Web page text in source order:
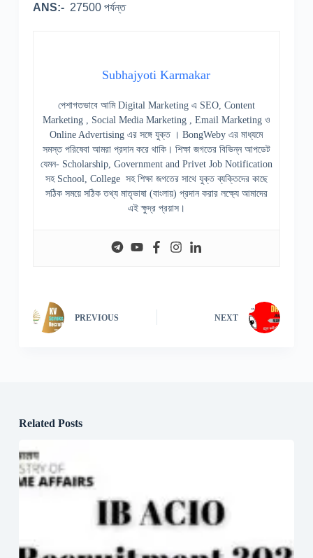
ANS:-27500 পর্যন্ত
Subhajyoti Karmakar
পেশাগতভাবে আমি Digital Marketing এ SEO, Content
Marketing , Social Media Marketing , Email Marketing ও
Online Advertising এর সঙ্গে যুক্ত । BongWeby এর মাধ্যমে
সমস্ত পরিষেবা আমরা প্রদান করে থাকি। শিক্ষা জগতের বিভিন্ন আপডেট
যেমন- Scholarship, Government and Privet Job Notification
সহ School, College সহ শিক্ষা জগতের সাথে যুক্ত ব্যক্তিদের কাছে
সঠিক সময়ে সঠিক তথ্য মাতৃভাষা (বাংলায়) প্রদান করার লক্ষ্যে আমাদের
এই ক্ষুদ্র প্রয়াস।
PREVIOUS NEXT
Related Posts